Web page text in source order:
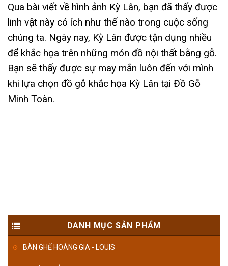
DANH MỤC SẢN PHẨM
BÀN GHẾ HOÀNG GIA - LOUIS
Qua bài viết về hình ảnh Kỳ Lân, bạn đã thấy được
linh vật này có ích như thế nào trong cuộc sống
chúng ta. Ngày nay, Kỳ Lân được tận dụng nhiều
để khắc họa trên những món đồ nội thất bằng gỗ.
Bạn sẽ thấy được sự may mắn luôn đến với mình
khi lựa chọn đồ gỗ khắc họa Kỳ Lân tại Đồ Gỗ
Minh Toàn.